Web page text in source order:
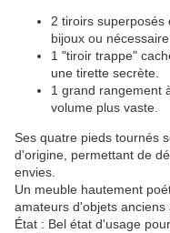
2 tiroirs superposés
bijoux ou
1 "tiroir trappe"
une tirette secrète.
1 grand rangement
volume plus vaste.
Ses quatre pieds tournés
d'origine, permettant de
envies.
Un meuble hautement
amateurs d'objets anciens
État : Bel état d'usage